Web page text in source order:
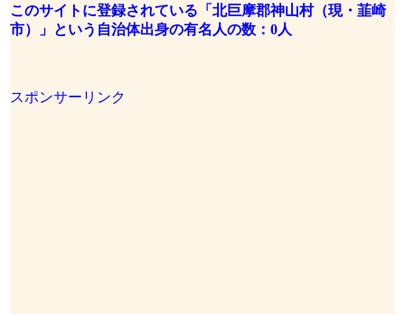
このサイトに登録されている「北巨摩郡神山村（現・韮崎
市）」という自治体出身の有名人の数：0人
スポンサーリンク